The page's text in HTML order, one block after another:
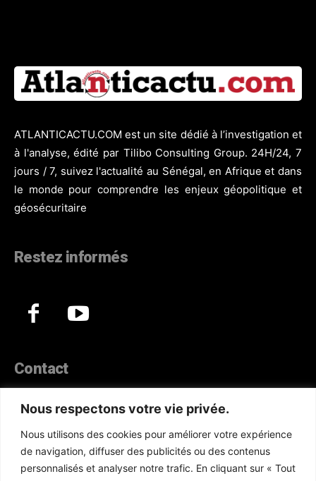
Nous respectons votre vie privée.
Nous utilisons des cookies pour améliorer votre expérience
de navigation, diffuser des publicités ou des contenus
personnalisés et analyser notre trafic. En cliquant sur « Tout
ATLANTICACTU.COM est un site dédié à l’investigation et
à l'analyse, édité par Tilibo Consulting Group. 24H/24, 7
jours / 7, suivez l'actualité au Sénégal, en Afrique et dans
le monde pour comprendre les enjeux géopolitique et
géosécuritaire
Restez informés
Contact
Téléphone :(+221) 70 330 86 87‬
WhatsApp : (+33) 6 52 17 85 46
E-mail : redaction@atlanticactu.com
E-mail : commercial@atlanticactu.com